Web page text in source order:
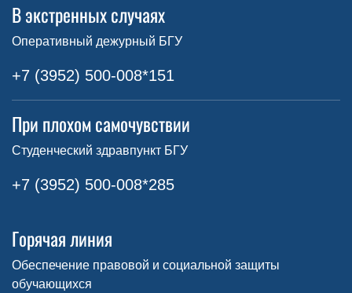
В экстренных случаях
Оперативный дежурный БГУ
+7 (3952) 500-008*151
При плохом самочувствии
Студенческий здравпункт БГУ
+7 (3952) 500-008*285
Горячая линия
Обеспечение правовой и социальной защиты
обучающихся